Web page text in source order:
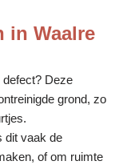
in Waalre
defect? Deze
grond, zo
dit vaak de
of om ruimte